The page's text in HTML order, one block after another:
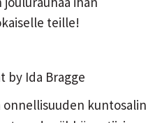
teille!
by Ida Bragge
onnellisuuden kuntosalin